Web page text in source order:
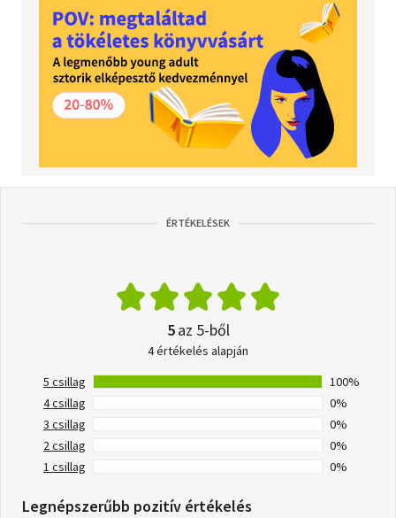
ÉRTÉKELÉSEK
5az 5-ből
4 értékelés alapján
5 csillag
100%
4 csillag
0%
3 csillag
0%
2 csillag
0%
1 csillag
0%
Legnépszerűbb pozitív értékelés